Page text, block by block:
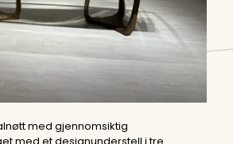
med gjennomsiktig
med et designunderstell i tre.